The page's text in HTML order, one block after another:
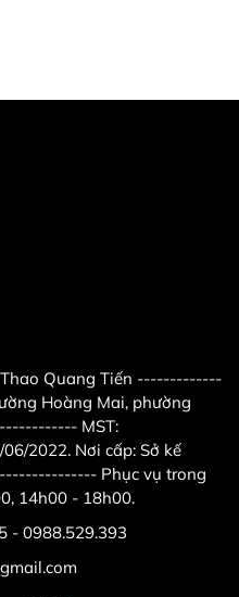
Thao Quang Tiến -------------
Hoàng Mai, phường
MST:
2022. Nơi cấp: Sở kế
Phục vụ trong
14h00 - 18h00.
- 0988.529.393